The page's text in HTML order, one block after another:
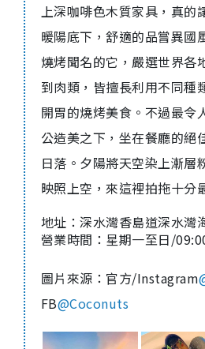
上深咖啡色木質家具，真的
暖陽底下，舒適的品嘗異國
燒烤聞名的它，嚴選世界各
到肉類，皆擅長利用不同種
開胃的燒烤美食。不過最令
公造美之下，坐在餐廳的絕
日落。夕陽將天空染上漸層
映照上空，來這裡拍拖十分
地址：深水灣香島道深水灣
營業時間：星期一至日/
圖片來源：官方/Instagram
FB@Coconuts